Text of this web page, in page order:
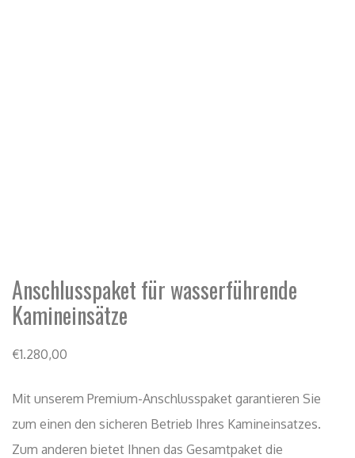
Anschlusspaket für wasserführende
Kamineinsätze
€1.280,00
Mit unserem Premium-Anschlusspaket garantieren Sie
zum einen den sicheren Betrieb Ihres Kamineinsatzes.
Zum anderen bietet Ihnen das Gesamtpaket die